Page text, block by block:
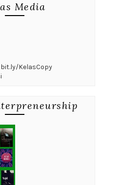
Media
KelasCopy